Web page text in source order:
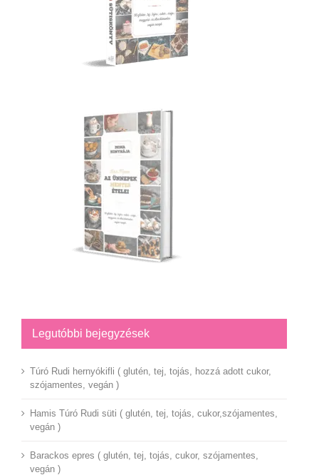
Legutóbbi bejegyzések
Túró Rudi hernyókifli ( glutén, tej, tojás, hozzá adott cukor,
szójamentes, vegán )
Hamis Túró Rudi süti ( glutén, tej, tojás, cukor,szójamentes,
vegán )
Barackos epres ( glutén, tej, tojás, cukor, szójamentes,
vegán )